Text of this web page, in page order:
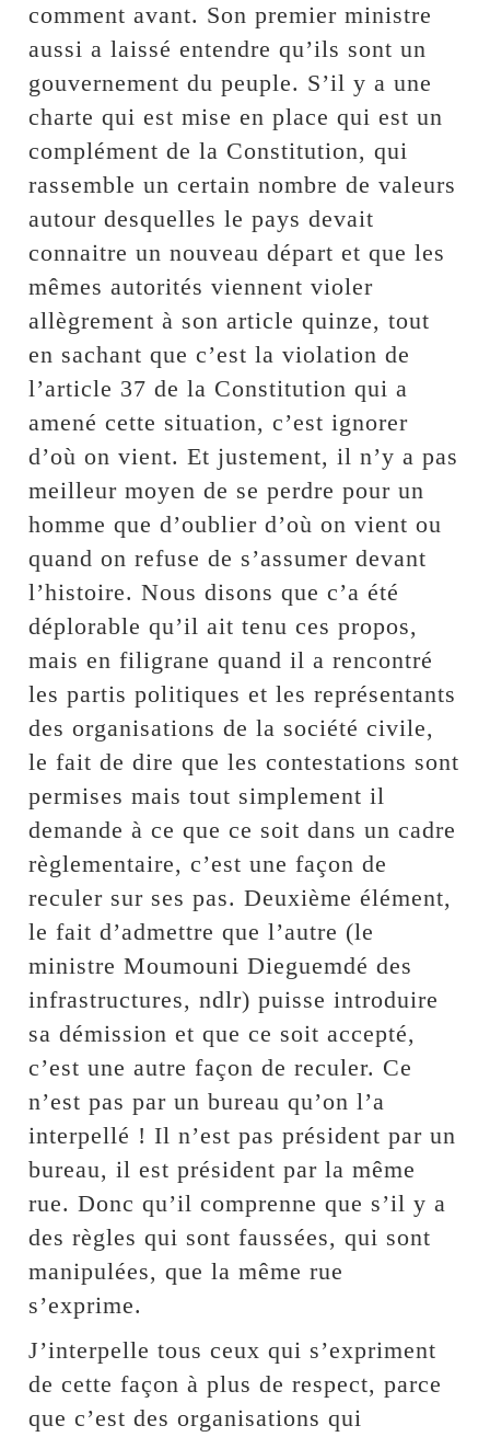
comment avant. Son premier ministre
aussi a laissé entendre qu’ils sont un
gouvernement du peuple. S’il y a une
charte qui est mise en place qui est un
complément de la Constitution, qui
rassemble un certain nombre de valeurs
autour desquelles le pays devait
connaitre un nouveau départ et que les
mêmes autorités viennent violer
allègrement à son article quinze, tout
en sachant que c’est la violation de
l’article 37 de la Constitution qui a
amené cette situation, c’est ignorer
d’où on vient. Et justement, il n’y a pas
meilleur moyen de se perdre pour un
homme que d’oublier d’où on vient ou
quand on refuse de s’assumer devant
l’histoire. Nous disons que c’a été
déplorable qu’il ait tenu ces propos,
mais en filigrane quand il a rencontré
les partis politiques et les représentants
des organisations de la société civile,
le fait de dire que les contestations sont
permises mais tout simplement il
demande à ce que ce soit dans un cadre
règlementaire, c’est une façon de
reculer sur ses pas. Deuxième élément,
le fait d’admettre que l’autre (le
ministre Moumouni Dieguemdé des
infrastructures, ndlr) puisse introduire
sa démission et que ce soit accepté,
c’est une autre façon de reculer. Ce
n’est pas par un bureau qu’on l’a
interpellé ! Il n’est pas président par un
bureau, il est président par la même
rue. Donc qu’il comprenne que s’il y a
des règles qui sont faussées, qui sont
manipulées, que la même rue
s’exprime.
J’interpelle tous ceux qui s’expriment
de cette façon à plus de respect, parce
que c’est des organisations qui